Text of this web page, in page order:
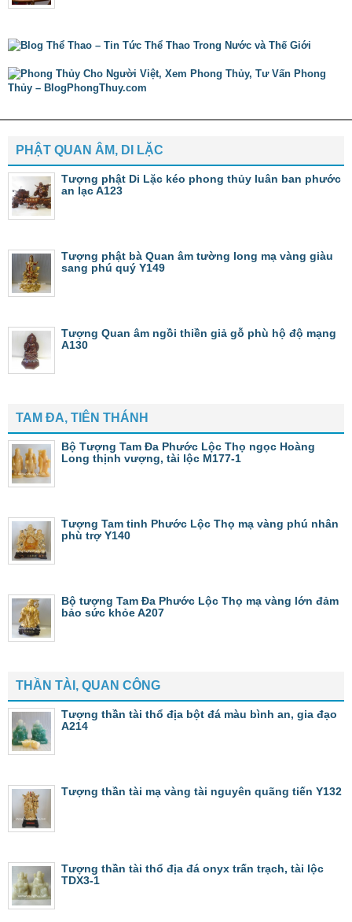
PHẬT QUAN ÂM, DI LẶC
Tượng phật Di Lặc kéo phong thủy luân ban phước
an lạc A123
Tượng phật bà Quan âm tường long mạ vàng giàu
sang phú quý Y149
Tượng Quan âm ngồi thiền giả gỗ phù hộ độ mạng
A130
TAM ĐA, TIÊN THÁNH
Bộ Tượng Tam Đa Phước Lộc Thọ ngọc Hoàng
Long thịnh vượng, tài lộc M177-1
Tượng Tam tinh Phước Lộc Thọ mạ vàng phú nhân
phù trợ Y140
Bộ tượng Tam Đa Phước Lộc Thọ mạ vàng lớn đảm
bảo sức khỏe A207
THẦN TÀI, QUAN CÔNG
Tượng thần tài thổ địa bột đá màu bình an, gia đạo
A214
Tượng thần tài mạ vàng tài nguyên quãng tiến Y132
Tượng thần tài thổ địa đá onyx trấn trạch, tài lộc
TDX3-1